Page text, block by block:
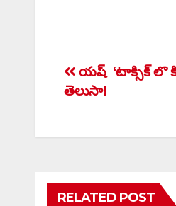
Post
య‌ష్ ‘టాక్సిక్‌ లొ
తెలుసా!
RELATED POST